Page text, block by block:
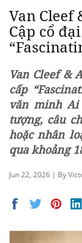
Van Cleef
Cập cổ
Van Cleef &
cấp
văn minh
tượng, câu
hoặc nhân
qua khoảng
Jun 22, 2026 | By